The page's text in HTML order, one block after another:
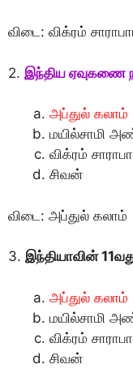
விடை: விக்ரம்
2. இந்திய ஏவுகணை
அப்துல் கலாம்
மயில்சாமி
விக்ரம்
சிவன்
விடை: அப்துல் கலாம்
3. இந்தியாவின்
அப்துல் கலாம்
மயில்சாமி
விக்ரம்
சிவன்